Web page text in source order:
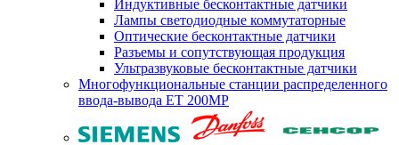
Индуктивные бесконтактные датчики
Лампы светодиодные коммутаторные
Оптические бесконтактные датчики
Разъемы и сопутствующая продукция
Ультразвуковые бесконтактные датчики
Многофункциональные станции распределенного
ввода-вывода ET 200MP